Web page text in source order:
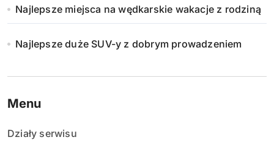
Najlepsze miejsca na wędkarskie wakacje z rodziną
Najlepsze duże SUV-y z dobrym prowadzeniem
Menu
Działy serwisu